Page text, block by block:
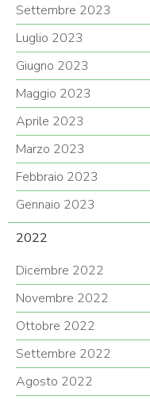
Settembre 2023
Luglio 2023
Giugno 2023
Maggio 2023
Aprile 2023
Marzo 2023
Febbraio 2023
Gennaio 2023
2022
Dicembre 2022
Novembre 2022
Ottobre 2022
Settembre 2022
Agosto 2022